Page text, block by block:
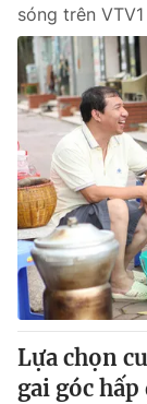
THỜI BÁO VTV
Theo dõi báo
Cơ quan chủ
Cơ quan báo chí:
Giấy phép hoạt
cấp ngày 29/12/
Phó Tổng Biên
Nguyễn Trọng
sóng trên
Lựa chọn
gai góc